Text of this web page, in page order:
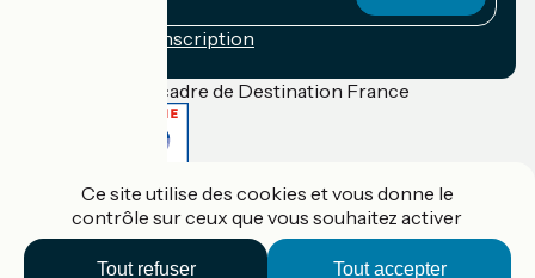
Conditions d'inscription
Financé dans le cadre de Destination France
Accueil Vélo Pro
Contact
Mentions légales
Confidentialité
Ce site utilise des cookies et vous donne le
contrôle sur ceux que vous souhaitez activer
Tout accepter
Tout refuser